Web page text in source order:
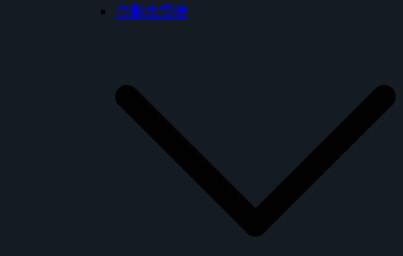
自動化設備